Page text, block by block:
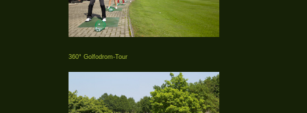
360° Golfodrom-Tour